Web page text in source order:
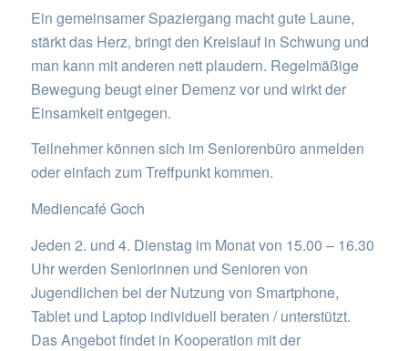
Ein gemeinsamer Spaziergang macht gute Laune,
stärkt das Herz, bringt den Kreislauf in Schwung und
man kann mit anderen nett plaudern. Regelmäßige
Bewegung beugt einer Demenz vor und wirkt der
Einsamkeit entgegen.
Teilnehmer können sich im Seniorenbüro anmelden
oder einfach zum Treffpunkt kommen.
Mediencafé Goch
Jeden 2. und 4. Dienstag im Monat von 15.00 – 16.30
Uhr werden Seniorinnen und Senioren von
Jugendlichen bei der Nutzung von Smartphone,
Tablet und Laptop individuell beraten / unterstützt.
Das Angebot findet in Kooperation mit der